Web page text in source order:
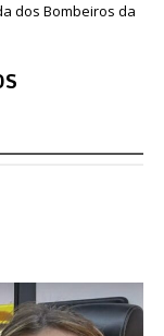
dos Bombeiros da